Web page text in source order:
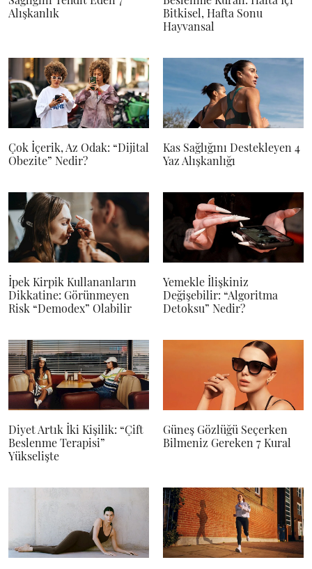
Alışkanlık
Bitkisel, Hafta Sonu
Hayvansal
Çok İçerik, Az Odak: “Dijital
Obezite” Nedir?
Kas Sağlığını Destekleyen 4
Yaz Alışkanlığı
İpek Kirpik Kullananların
Dikkatine: Görünmeyen
Risk “Demodex” Olabilir
Yemekle İlişkiniz
Değişebilir: “Algoritma
Detoksu” Nedir?
Diyet Artık İki Kişilik: “Çift
Beslenme Terapisi”
Yükselişte
Güneş Gözlüğü Seçerken
Bilmeniz Gereken 7 Kural